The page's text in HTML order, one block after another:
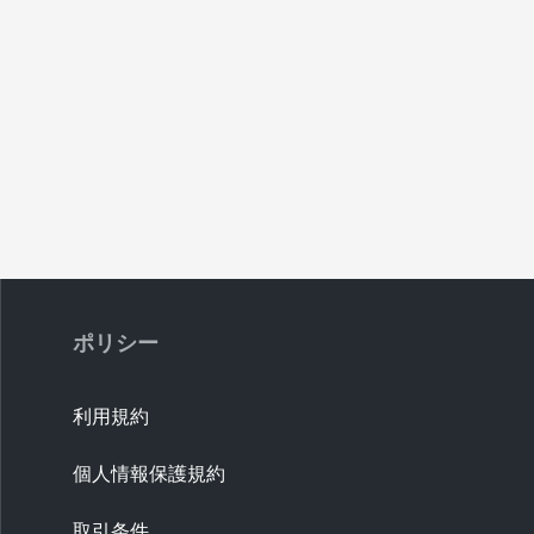
ポリシー
利用規約
個人情報保護規約